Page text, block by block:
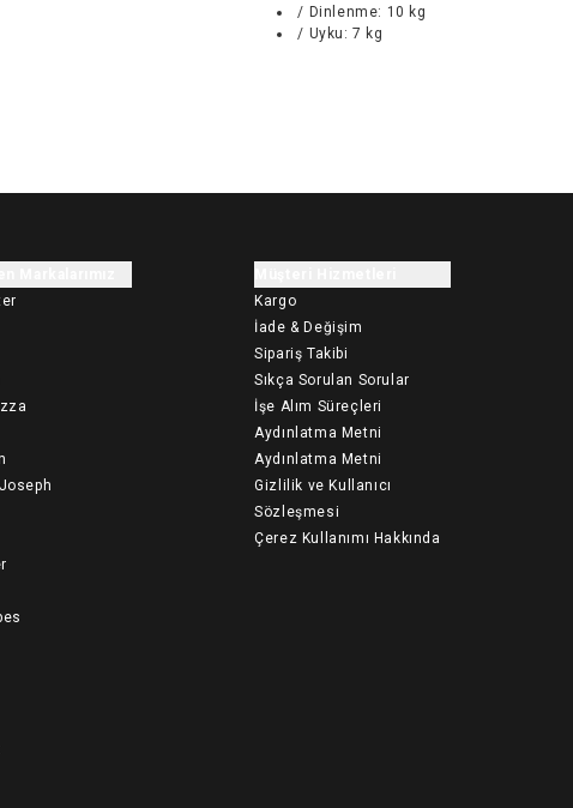
/ Dinlenme: 10 kg
/ Uyku: 7 kg
Kargo
İade & Değişim
Sipariş Takibi
Sıkça Sorulan Sorular
İşe Alım Süreçleri
Aydınlatma Metni
Aydınlatma Metni
Gizlilik ve Kullanıcı
Sözleşmesi
Çerez Kullanımı Hakkında